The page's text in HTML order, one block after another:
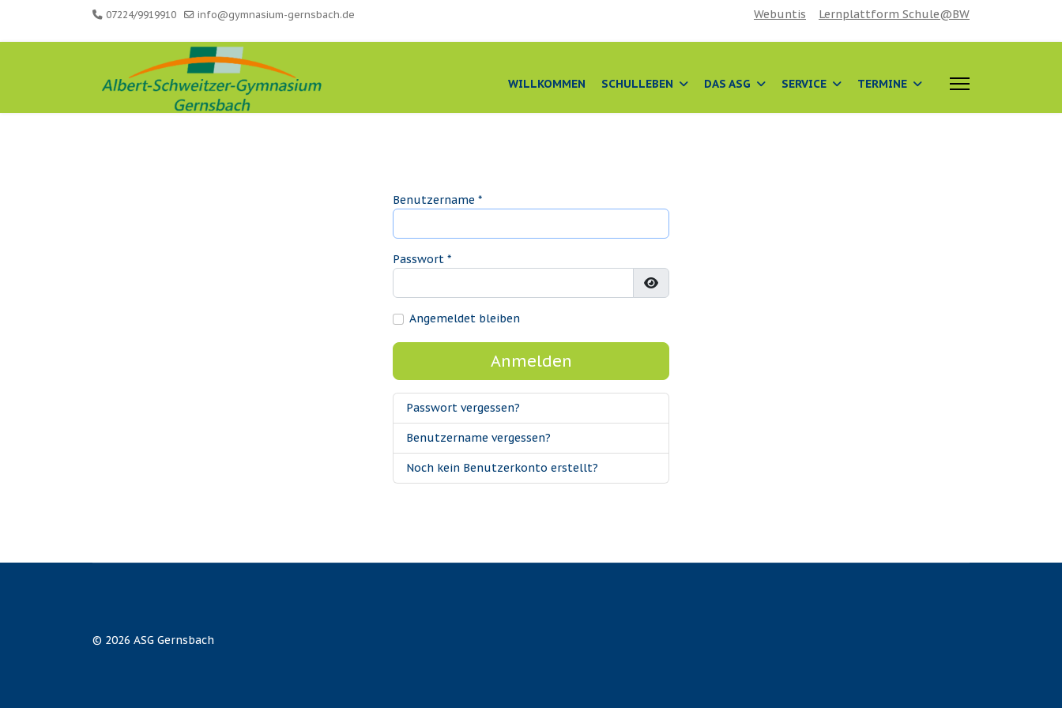
07224/9919910 info@gymnasium-gernsbach.de Webuntis Lernplattform Schule@BW
WILLKOMMEN SCHULLEBEN DAS ASG SERVICE TERMINE
Benutzername *
Passwort *
Passwort anzeigen
Angemeldet bleiben
Anmelden
Passwort vergessen?
Benutzername vergessen?
Noch kein Benutzerkonto erstellt?
© 2026 ASG Gernsbach